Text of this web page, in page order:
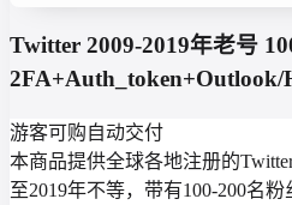
Twitter 2009-2019年老号
2FA+Auth_token+Outlook/
游客可购自动交付
本商品提供全球各地注册的
至2019年不等，带有100-200名粉